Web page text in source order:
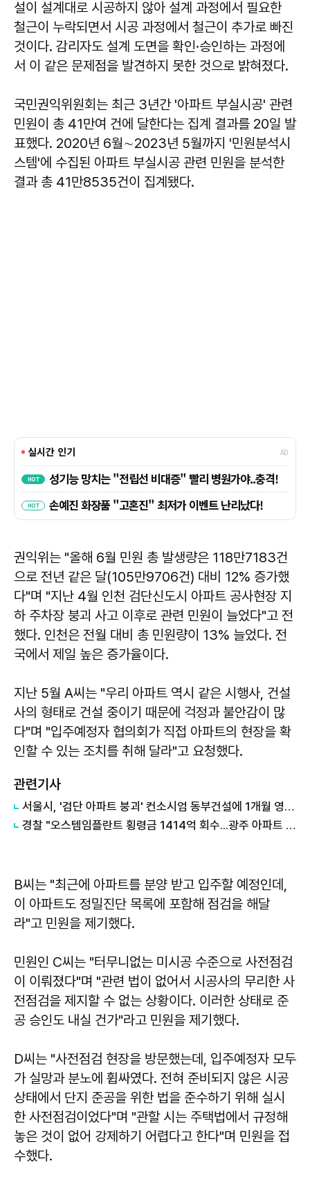
설이 설계대로 시공하지 않아 설계 과정에서 필요한
철근이 누락되면서 시공 과정에서 철근이 추가로 빠진
것이다. 감리자도 설계 도면을 확인·승인하는 과정에
서 이 같은 문제점을 발견하지 못한 것으로 밝혀졌다.
국민권익위원회는 최근 3년간 '아파트 부실시공' 관련
민원이 총 41만여 건에 달한다는 집계 결과를 20일 발
표했다. 2020년 6월∼2023년 5월까지 '민원분석시
스템'에 수집된 아파트 부실시공 관련 민원을 분석한
결과 총 41만8535건이 집계됐다.
권익위는 "올해 6월 민원 총 발생량은 118만7183건
으로 전년 같은 달(105만9706건) 대비 12% 증가했
다"며 "지난 4월 인천 검단신도시 아파트 공사현장 지
하 주차장 붕괴 사고 이후로 관련 민원이 늘었다"고 전
했다. 인천은 전월 대비 총 민원량이 13% 늘었다. 전
국에서 제일 높은 증가율이다.
지난 5월 A씨는 "우리 아파트 역시 같은 시행사, 건설
사의 형태로 건설 중이기 때문에 걱정과 불안감이 많
다"며 "입주예정자 협의회가 직접 아파트의 현장을 확
인할 수 있는 조치를 취해 달라"고 요청했다.
관련기사
서울시, '검단 아파트 붕괴' 컨소시엄 동부건설에 1개월 영업정지
경찰 "오스템임플란트 횡령금 1414억 회수...광주 아파트 붕괴 사건에 89명 투입"
B씨는 "최근에 아파트를 분양 받고 입주할 예정인데,
이 아파트도 정밀진단 목록에 포함해 점검을 해달
라"고 민원을 제기했다.
민원인 C씨는 "터무니없는 미시공 수준으로 사전점검
이 이뤄졌다"며 "관련 법이 없어서 시공사의 무리한 사
전점검을 제지할 수 없는 상황이다. 이러한 상태로 준
공 승인도 내실 건가"라고 민원을 제기했다.
D씨는 "사전점검 현장을 방문했는데, 입주예정자 모두
가 실망과 분노에 휩싸였다. 전혀 준비되지 않은 시공
상태에서 단지 준공을 위한 법을 준수하기 위해 실시
한 사전점검이었다"며 "관할 시는 주택법에서 규정해
놓은 것이 없어 강제하기 어렵다고 한다"며 민원을 접
수했다.